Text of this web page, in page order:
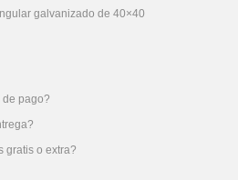
galvanizado de 40×40
de pago?
gratis o extra?